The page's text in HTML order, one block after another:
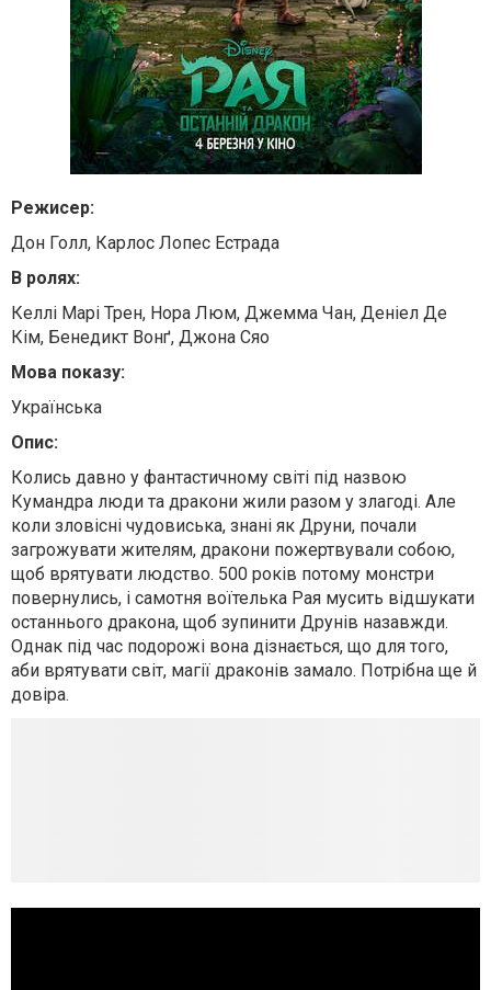
Режисер:
Дон Голл, Карлос Лопес Естрада
В ролях:
Келлі Марі Трен, Нора Люм, Джемма Чан, Деніел Де
Кім, Бенедикт Вонґ, Джона Сяо
Мова показу:
Українська
Опис:
Колись давно у фантастичному світі під назвою
Кумандра люди та дракони жили разом у злагоді. Але
коли зловісні чудовиська, знані як Друни, почали
загрожувати жителям, дракони пожертвували собою,
щоб врятувати людство. 500 років потому монстри
повернулись, і самотня воїтелька Рая мусить відшукати
останнього дракона, щоб зупинити Друнів назавжди.
Однак під час подорожі вона дізнається, що для того,
аби врятувати світ, магії драконів замало. Потрібна ще й
довіра.